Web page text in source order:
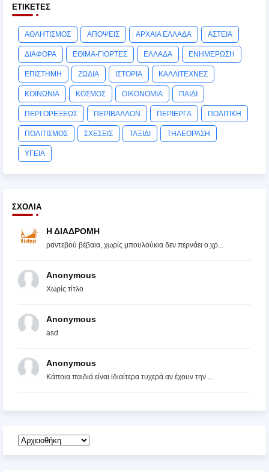
ΕΤΙΚΈΤΕΣ
ΑΘΛΗΤΙΣΜΟΣ ΑΠΟΨΕΙΣ ΑΡΧΑΙΑ ΕΛΛΑΔΑ ΑΣΤΕΙΑ
ΔΙΑΦΟΡΑ ΕΘΙΜΑ-ΓΙΟΡΤΕΣ ΕΛΛΑΔΑ ΕΝΗΜΕΡΩΣΗ
ΕΠΙΣΤΗΜΗ ΖΩΔΙΑ ΙΣΤΟΡΙΑ ΚΑΛΛΙΤΕΧΝΕΣ
ΚΟΙΝΩΝΙΑ ΚΟΣΜΟΣ ΟΙΚΟΝΟΜΙΑ ΠΑΙΔΙ
ΠΕΡΙ ΟΡΕΞΕΩΣ ΠΕΡΙΒΑΛΛΟΝ ΠΕΡΙΕΡΓΑ ΠΟΛΙΤΙΚΗ
ΠΟΛΙΤΙΣΜΟΣ ΣΧΕΣΕΙΣ ΤΑΞΙΔΙ ΤΗΛΕΟΡΑΣΗ
ΥΓΕΙΑ
ΣΧΌΛΙΑ
Η ΔΙΑΔΡΟΜΗ
ραντεβού βέβαια, χωρίς μπουλούκια δεν περνάει ο χρ...
Anonymous
Χωρίς τίτλο
Anonymous
asd
Anonymous
Κάποια παιδιά είναι ιδιαίτερα τυχερά αν έχουν την ...